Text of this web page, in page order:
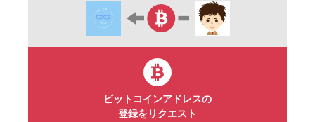
ビットコインアドレスの
登録をリクエスト